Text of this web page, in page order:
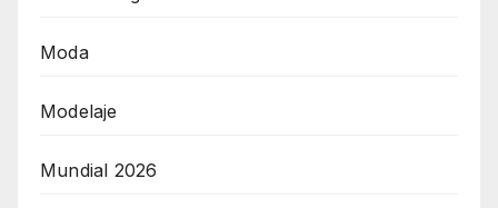
Moda
Modelaje
Mundial 2026